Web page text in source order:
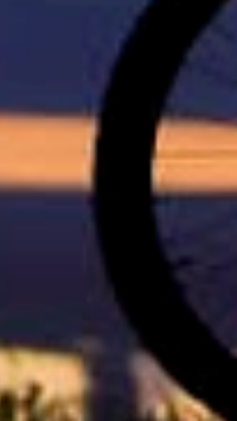
marketing do
com o presidente
animado com a
possível chegada
torcedores, fez
opinião. Fonte: